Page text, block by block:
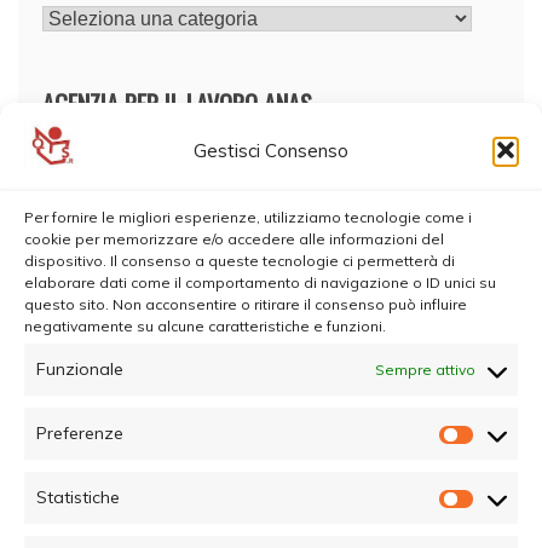
Gestisci Consenso
Per fornire le migliori esperienze, utilizziamo tecnologie come i
cookie per memorizzare e/o accedere alle informazioni del
dispositivo. Il consenso a queste tecnologie ci permetterà di
elaborare dati come il comportamento di navigazione o ID unici su
questo sito. Non acconsentire o ritirare il consenso può influire
negativamente su alcune caratteristiche e funzioni.
Funzionale Sempre attivo
Preferenze
Statistiche
CATEGORIE
AGENZIA PER IL LAVORO ANAS